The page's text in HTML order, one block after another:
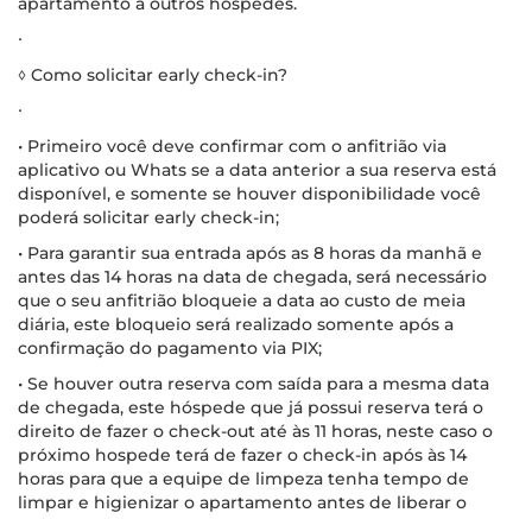
∙
◊ Como solicitar early check-in?
∙
• Primeiro você deve confirmar com o anfitrião via
aplicativo ou Whats se a data anterior a sua reserva está
disponível, e somente se houver disponibilidade você
poderá solicitar early check-in;
• Para garantir sua entrada após as 8 horas da manhã e
antes das 14 horas na data de chegada, será necessário
que o seu anfitrião bloqueie a data ao custo de meia
diária, este bloqueio será realizado somente após a
confirmação do pagamento via PIX;
• Se houver outra reserva com saída para a mesma data
de chegada, este hóspede que já possui reserva terá o
direito de fazer o check-out até às 11 horas, neste caso o
próximo hospede terá de fazer o check-in após às 14
horas para que a equipe de limpeza tenha tempo de
limpar e higienizar o apartamento antes de liberar o